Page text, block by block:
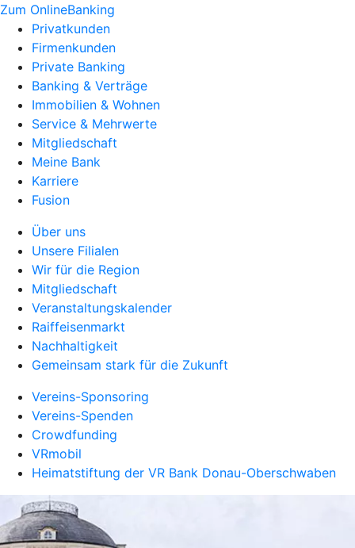
Zum OnlineBanking
Privatkunden
Firmenkunden
Private Banking
Banking & Verträge
Immobilien & Wohnen
Service & Mehrwerte
Mitgliedschaft
Meine Bank
Karriere
Fusion
Über uns
Unsere Filialen
Wir für die Region
Mitgliedschaft
Veranstaltungskalender
Raiffeisenmarkt
Nachhaltigkeit
Gemeinsam stark für die Zukunft
Vereins-Sponsoring
Vereins-Spenden
Crowdfunding
VRmobil
Heimatstiftung der VR Bank Donau-Oberschwaben